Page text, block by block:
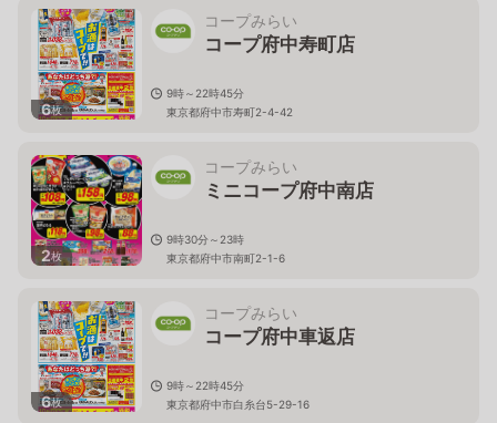
6枚
コープみらい
コープ府中寿町店
9時～22時45分
東京都府中市寿町2-4-42
2枚
コープみらい
ミニコープ府中南店
9時30分～23時
東京都府中市南町2-1-6
6枚
コープみらい
コープ府中車返店
9時～22時45分
東京都府中市白糸台5-29-16